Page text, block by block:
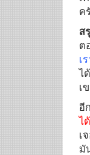
ค
ส
ต
เ
ไ
เ
อี
ไ
เ
มั